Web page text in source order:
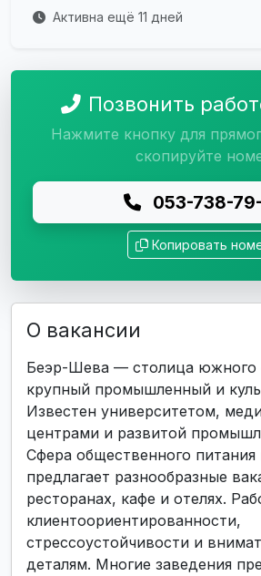
Активна ещё 11 дней
Позвонить
Нажмите кнопку для
скопируйте
053-738-
Копировать
О вакансии
Беэр-Шева — столица южного
крупный промышленный и
Известен университетом,
центрами и развитой
Сфера общественного питания
предлагает разнообразные
ресторанах, кафе и отелях.
клиентоориентированности,
стрессоустойчивости и
деталям. Многие заведения